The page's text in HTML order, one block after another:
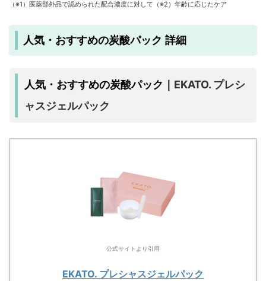
（※1）医薬部外品で認められた配合濃度に対して（※2）年齢に応じたケア
人気・おすすめの炭酸パック 詳細
人気・おすすめの炭酸パック｜ EKATO. プレシ
ャスジェルパック
公式サイトより引用
EKATO. プレシャスジェルパック